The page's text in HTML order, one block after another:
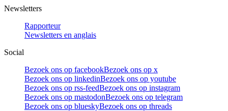
Newsletters
Rapporteur
Newsletters en anglais
Social
Bezoek ons op facebookBezoek ons op x
Bezoek ons op linkedinBezoek ons op youtube
Bezoek ons op rss-feedBezoek ons op instagram
Bezoek ons op mastodonBezoek ons op telegram
Bezoek ons op blueskyBezoek ons op threads